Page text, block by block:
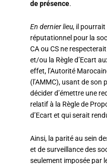
de présence.
En dernier lieu, il
réputationnel pour la
CA ou CS ne
et/ou la Règle d’Ecart
effet, l’Autorité
(l’AMMC), usant de
décider d’émettre une
relatif à la Règle de
d’Ecart et qui serait
Ainsi, la parité au sein
et de surveillance des
seulement imposée par